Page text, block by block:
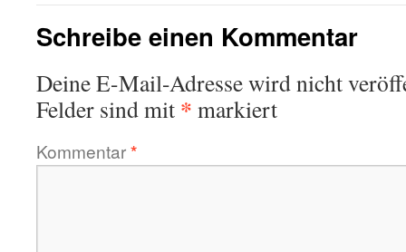
Schreibe einen Kommentar
Deine E-Mail-Adresse wird nicht
Felder sind mit * markiert
Kommentar*